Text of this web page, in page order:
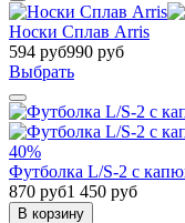
Носки Сплав Arris
594 руб990 руб
Выбрать
40%
Футболка L/S-2 с
870 руб1 450 руб
В корзину